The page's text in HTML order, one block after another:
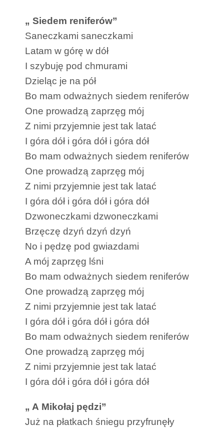
„ Siedem reniferów”
Saneczkami saneczkami
Latam w górę w dół
I szybuję pod chmurami
Dzieląc je na pół
Bo mam odważnych siedem reniferów
One prowadzą zaprzęg mój
Z nimi przyjemnie jest tak latać
I góra dół i góra dół i góra dół
Bo mam odważnych siedem reniferów
One prowadzą zaprzęg mój
Z nimi przyjemnie jest tak latać
I góra dół i góra dół i góra dół
Dzwoneczkami dzwoneczkami
Brzęczę dzyń dzyń dzyń
No i pędzę pod gwiazdami
A mój zaprzęg lśni
Bo mam odważnych siedem reniferów
One prowadzą zaprzęg mój
Z nimi przyjemnie jest tak latać
I góra dół i góra dół i góra dół
Bo mam odważnych siedem reniferów
One prowadzą zaprzęg mój
Z nimi przyjemnie jest tak latać
I góra dół i góra dół i góra dół
„ A Mikołaj pędzi”
Już na płatkach śniegu przyfrunęły